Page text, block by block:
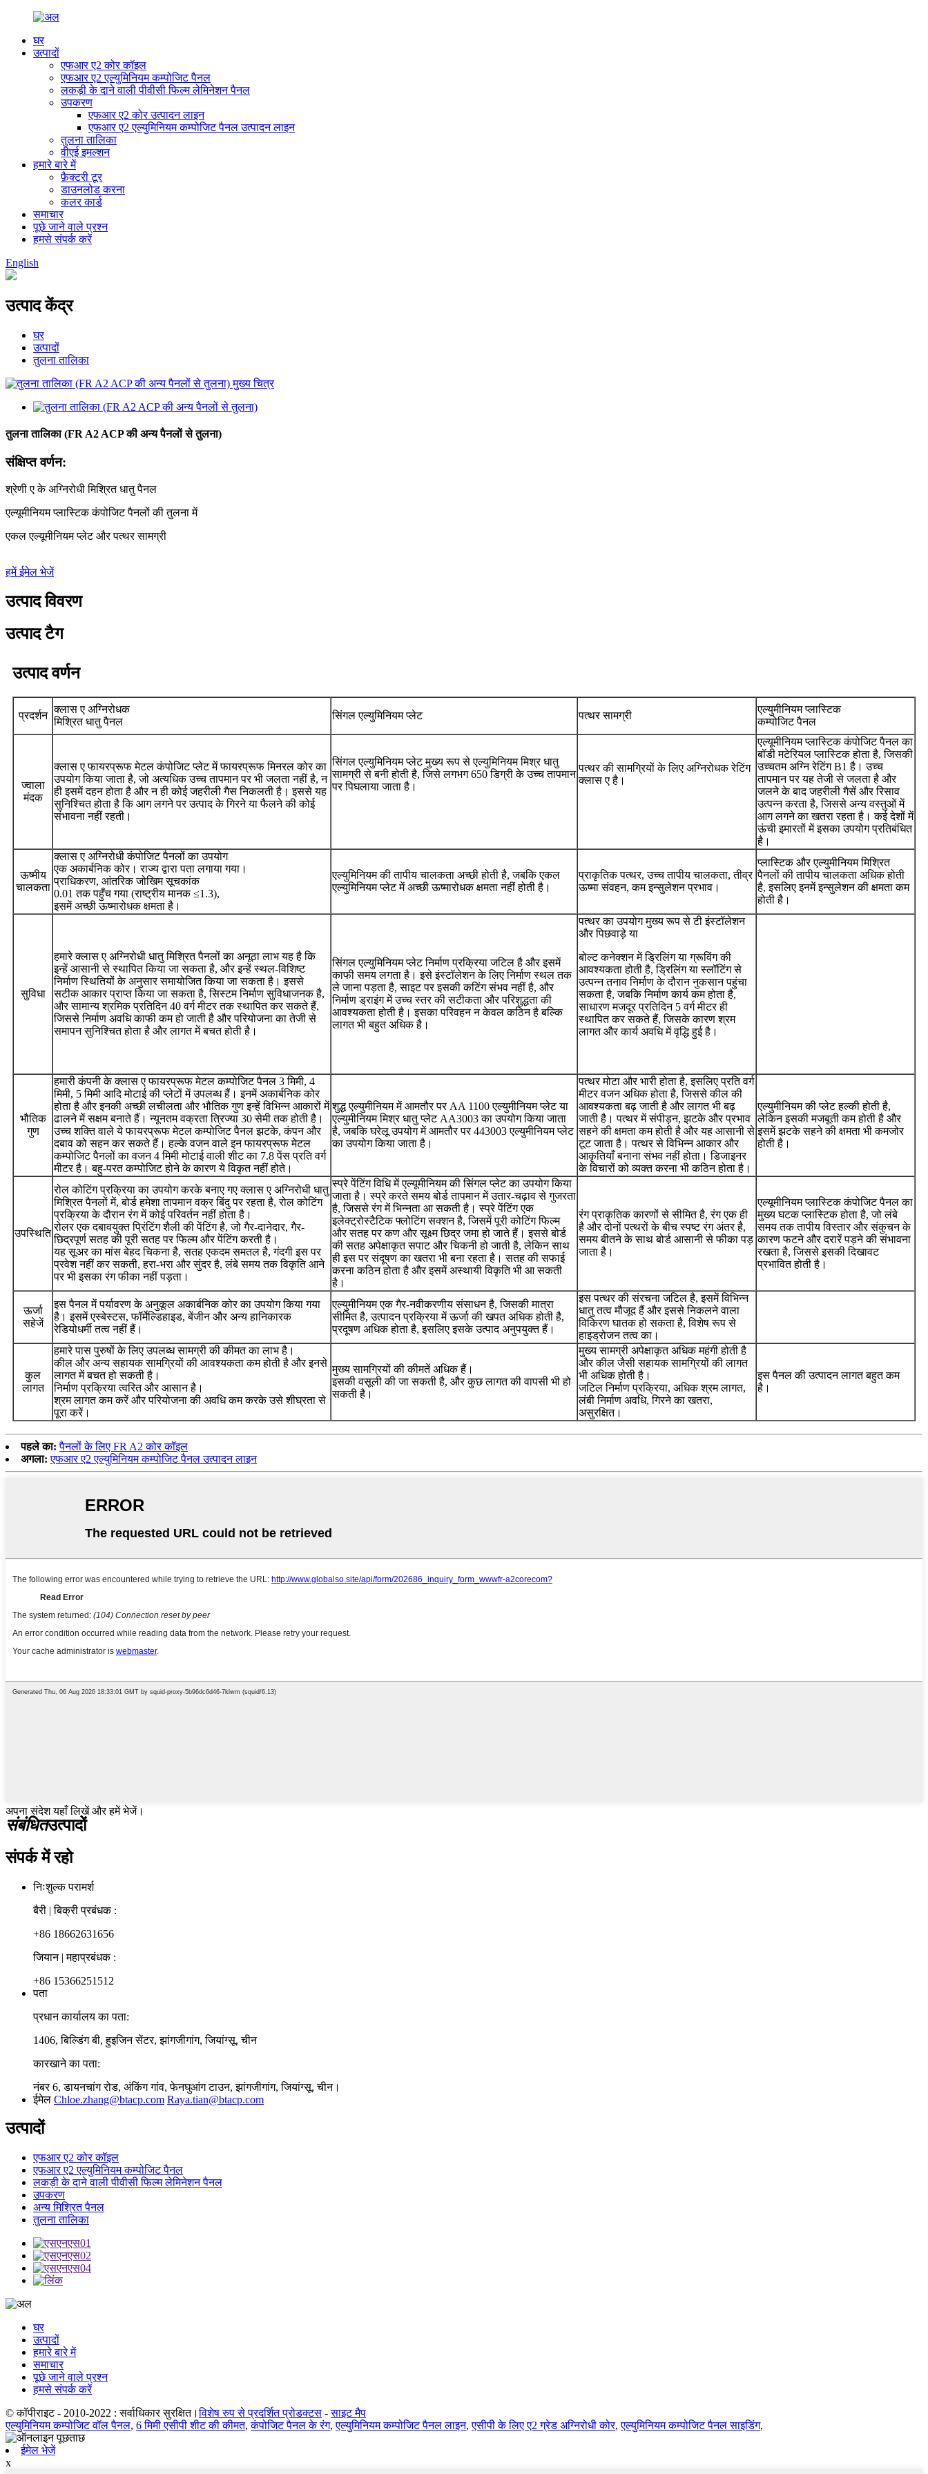
घर
उत्पादों
एफआर ए2 कोर कॉइल
एफआर ए2 एल्युमिनियम कम्पोजिट पैनल
लकड़ी के दाने वाली पीवीसी फिल्म लेमिनेशन पैनल
उपकरण
एफआर ए2 कोर उत्पादन लाइन
एफआर ए2 एल्युमिनियम कम्पोजिट पैनल उत्पादन लाइन
तुलना तालिका
वीएई इमल्शन
हमारे बारे में
फ़ैक्टरी टूर
डाउनलोड करना
कलर कार्ड
समाचार
पूछे जाने वाले प्रश्न
हमसे संपर्क करें
English
उत्पाद केंद्र
घर
उत्पादों
तुलना तालिका
तुलना तालिका (FR A2 ACP की अन्य पैनलों से तुलना)
संक्षिप्त वर्णन:
श्रेणी ए के अग्निरोधी मिश्रित धातु पैनल
एल्यूमीनियम प्लास्टिक कंपोजिट पैनलों की तुलना में
एकल एल्यूमीनियम प्लेट और पत्थर सामग्री
हमें ईमेल भेजें
उत्पाद विवरण
उत्पाद टैग
उत्पाद वर्णन
प्रदर्शन
क्लास ए अग्निरोधक
मिश्रित धातु पैनल
सिंगल एल्युमिनियम प्लेट पत्थर सामग्री
एल्युमीनियम प्लास्टिक
कम्पोजिट पैनल
ज्वाला
मंदक
क्लास ए फायरप्रूफ मेटल कंपोजिट प्लेट में फायरप्रूफ मिनरल कोर का
उपयोग किया जाता है, जो अत्यधिक उच्च तापमान पर भी जलता नहीं है, न
ही इसमें दहन होता है और न ही कोई जहरीली गैस निकलती है। इससे यह
सुनिश्चित होता है कि आग लगने पर उत्पाद के गिरने या फैलने की कोई
संभावना नहीं रहती।
सिंगल एल्युमिनियम प्लेट मुख्य रूप से एल्युमिनियम मिश्र धातु
सामग्री से बनी होती है, जिसे लगभग 650 डिग्री के उच्च तापमान
पर पिघलाया जाता है।
पत्थर की सामग्रियों के लिए अग्निरोधक रेटिंग
क्लास ए है।
एल्यूमीनियम प्लास्टिक कंपोजिट पैनल का
बॉडी मटेरियल प्लास्टिक होता है, जिसकी
उच्चतम अग्नि रेटिंग B1 है। उच्च
तापमान पर यह तेजी से जलता है और
जलने के बाद जहरीली गैसें और रिसाव
उत्पन्न करता है, जिससे अन्य वस्तुओं में
आग लगने का खतरा रहता है। कई देशों में
ऊंची इमारतों में इसका उपयोग प्रतिबंधित
है।
ऊष्मीय
चालकता
क्लास ए अग्निरोधी कंपोजिट पैनलों का उपयोग
एक अकार्बनिक कोर। राज्य द्वारा पता लगाया गया।
प्राधिकरण, आंतरिक जोखिम सूचकांक
0.01 तक पहुँच गया (राष्ट्रीय मानक ≤1.3),
इसमें अच्छी ऊष्मारोधक क्षमता है।
एल्युमिनियम की तापीय चालकता अच्छी होती है, जबकि एकल
एल्युमिनियम प्लेट में अच्छी ऊष्मारोधक क्षमता नहीं होती है।
प्राकृतिक पत्थर, उच्च तापीय चालकता, तीव्र
ऊष्मा संवहन, कम इन्सुलेशन प्रभाव।
प्लास्टिक और एल्युमीनियम मिश्रित
पैनलों की तापीय चालकता अधिक होती
है, इसलिए इनमें इन्सुलेशन की क्षमता कम
होती है।
सुविधा
हमारे क्लास ए अग्निरोधी धातु मिश्रित पैनलों का अनूठा लाभ यह है कि
इन्हें आसानी से स्थापित किया जा सकता है, और इन्हें स्थल-विशिष्ट
निर्माण स्थितियों के अनुसार समायोजित किया जा सकता है। इससे
सटीक आकार प्राप्त किया जा सकता है, सिस्टम निर्माण सुविधाजनक है,
और सामान्य श्रमिक प्रतिदिन 40 वर्ग मीटर तक स्थापित कर सकते हैं,
जिससे निर्माण अवधि काफी कम हो जाती है और परियोजना का तेजी से
समापन सुनिश्चित होता है और लागत में बचत होती है।
सिंगल एल्युमिनियम प्लेट निर्माण प्रक्रिया जटिल है और इसमें
काफी समय लगता है। इसे इंस्टॉलेशन के लिए निर्माण स्थल तक
ले जाना पड़ता है, साइट पर इसकी कटिंग संभव नहीं है, और
निर्माण ड्राइंग में उच्च स्तर की सटीकता और परिशुद्धता की
आवश्यकता होती है। इसका परिवहन न केवल कठिन है बल्कि
लागत भी बहुत अधिक है।
पत्थर का उपयोग मुख्य रूप से टी इंस्टॉलेशन
और पिछवाड़े या
बोल्ट कनेक्शन में ड्रिलिंग या ग्रूविंग की
आवश्यकता होती है, ड्रिलिंग या स्लॉटिंग से
उत्पन्न तनाव निर्माण के दौरान नुकसान पहुंचा
सकता है, जबकि निर्माण कार्य कम होता है,
साधारण मजदूर प्रतिदिन 5 वर्ग मीटर ही
स्थापित कर सकते हैं, जिसके कारण श्रम
लागत और कार्य अवधि में वृद्धि हुई है।
भौतिक
गुण
हमारी कंपनी के क्लास ए फायरप्रूफ मेटल कम्पोजिट पैनल 3 मिमी, 4
मिमी, 5 मिमी आदि मोटाई की प्लेटों में उपलब्ध हैं। इनमें अकार्बनिक कोर
होता है और इनकी अच्छी लचीलता और भौतिक गुण इन्हें विभिन्न आकारों में
ढालने में सक्षम बनाते हैं। न्यूनतम वक्रता त्रिज्या 30 सेमी तक होती है।
उच्च शक्ति वाले ये फायरप्रूफ मेटल कम्पोजिट पैनल झटके, कंपन और
दबाव को सहन कर सकते हैं। हल्के वजन वाले इन फायरप्रूफ मेटल
कम्पोजिट पैनलों का वजन 4 मिमी मोटाई वाली शीट का 7.8 पेंस प्रति वर्ग
मीटर है। बहु-परत कम्पोजिट होने के कारण ये विकृत नहीं होते।
शुद्ध एल्युमीनियम में आमतौर पर AA 1100 एल्युमीनियम प्लेट या
एल्युमीनियम मिश्र धातु प्लेट AA3003 का उपयोग किया जाता
है, जबकि घरेलू उपयोग में आमतौर पर 443003 एल्युमीनियम प्लेट
का उपयोग किया जाता है।
पत्थर मोटा और भारी होता है, इसलिए प्रति वर्ग
मीटर वजन अधिक होता है, जिससे कील की
आवश्यकता बढ़ जाती है और लागत भी बढ़
जाती है। पत्थर में संपीड़न, झटके और प्रभाव
सहने की क्षमता कम होती है और यह आसानी से
टूट जाता है। पत्थर से विभिन्न आकार और
आकृतियाँ बनाना संभव नहीं होता। डिजाइनर
के विचारों को व्यक्त करना भी कठिन होता है।
एल्युमीनियम की प्लेट हल्की होती है,
लेकिन इसकी मजबूती कम होती है और
इसमें झटके सहने की क्षमता भी कमजोर
होती है।
उपस्थिति
रोल कोटिंग प्रक्रिया का उपयोग करके बनाए गए क्लास ए अग्निरोधी धातु
मिश्रित पैनलों में, बोर्ड हमेशा तापमान वक्र बिंदु पर रहता है, रोल कोटिंग
प्रक्रिया के दौरान रंग में कोई परिवर्तन नहीं होता है।
रोलर एक दबावयुक्त प्रिंटिंग शैली की पेंटिंग है, जो गैर-दानेदार, गैर-
छिद्रपूर्ण सतह की पूरी सतह पर फिल्म और पेंटिंग करती है।
यह सूअर का मांस बेहद चिकना है, सतह एकदम समतल है, गंदगी इस पर
प्रवेश नहीं कर सकती, हरा-भरा और सुंदर है, लंबे समय तक विकृति आने
पर भी इसका रंग फीका नहीं पड़ता।
स्प्रे पेंटिंग विधि में एल्यूमीनियम की सिंगल प्लेट का उपयोग किया
जाता है। स्प्रे करते समय बोर्ड तापमान में उतार-चढ़ाव से गुजरता
है, जिससे रंग में भिन्नता आ सकती है। स्प्रे पेंटिंग एक
इलेक्ट्रोस्टैटिक फ्लोटिंग सक्शन है, जिसमें पूरी कोटिंग फिल्म
और सतह पर कण और सूक्ष्म छिद्र जमा हो जाते हैं। इससे बोर्ड
की सतह अपेक्षाकृत सपाट और चिकनी हो जाती है, लेकिन साथ
ही इस पर संदूषण का खतरा भी बना रहता है। सतह की सफाई
करना कठिन होता है और इसमें अस्थायी विकृति भी आ सकती
है।
रंग प्राकृतिक कारणों से सीमित है, रंग एक ही
है और दोनों पत्थरों के बीच स्पष्ट रंग अंतर है,
समय बीतने के साथ बोर्ड आसानी से फीका पड़
जाता है।
एल्यूमीनियम प्लास्टिक कंपोजिट पैनल का
मुख्य घटक प्लास्टिक होता है, जो लंबे
समय तक तापीय विस्तार और संकुचन के
कारण फटने और दरारें पड़ने की संभावना
रखता है, जिससे इसकी दिखावट
प्रभावित होती है।
ऊर्जा
सहेजें
इस पैनल में पर्यावरण के अनुकूल अकार्बनिक कोर का उपयोग किया गया
है। इसमें एस्बेस्टस, फॉर्मेल्डिहाइड, बेंजीन और अन्य हानिकारक
रेडियोधर्मी तत्व नहीं हैं।
एल्युमीनियम एक गैर-नवीकरणीय संसाधन है, जिसकी मात्रा
सीमित है, उत्पादन प्रक्रिया में ऊर्जा की खपत अधिक होती है,
प्रदूषण अधिक होता है, इसलिए इसके उत्पाद अनुपयुक्त हैं।
इस पत्थर की संरचना जटिल है, इसमें विभिन्न
धातु तत्व मौजूद हैं और इससे निकलने वाला
विकिरण घातक हो सकता है, विशेष रूप से
हाइड्रोजन तत्व का।
कुल
लागत
हमारे पास पुरुषों के लिए उपलब्ध सामग्री की कीमत का लाभ है।
कील और अन्य सहायक सामग्रियों की आवश्यकता कम होती है और इनसे
लागत में बचत हो सकती है।
निर्माण प्रक्रिया त्वरित और आसान है।
श्रम लागत कम करें और परियोजना की अवधि कम करके उसे शीघ्रता से
पूरा करें।
मुख्य सामग्रियों की कीमतें अधिक हैं।
इसकी वसूली की जा सकती है, और कुछ लागत की वापसी भी हो
सकती है।
मुख्य सामग्री अपेक्षाकृत अधिक महंगी होती है
और कील जैसी सहायक सामग्रियों की लागत
भी अधिक होती है।
जटिल निर्माण प्रक्रिया, अधिक श्रम लागत,
लंबी निर्माण अवधि, गिरने का खतरा,
असुरक्षित।
इस पैनल की उत्पादन लागत बहुत कम
है।
पहले का: पैनलों के लिए FR A2 कोर कॉइल
अगला: एफआर ए2 एल्युमिनियम कम्पोजिट पैनल उत्पादन लाइन
अपना संदेश यहाँ लिखें और हमें भेजें।
संबंधितउत्पादों
संपर्क में रहो
निःशुल्क परामर्श
बैरी | बिक्री प्रबंधक :
+86 18662631656
जियान | महाप्रबंधक :
+86 15366251512
पता
प्रधान कार्यालय का पता:
1406, बिल्डिंग बी, हुइजिन सेंटर, झांगजीगांग, जियांग्सू, चीन
कारखाने का पता:
नंबर 6, डायनचांग रोड, अंकिंग गांव, फेनघुआंग टाउन, झांगजीगांग, जियांग्सू, चीन।
ईमेल Chloe.zhang@btacp.com Raya.tian@btacp.com
उत्पादों
एफआर ए2 कोर कॉइल
एफआर ए2 एल्युमिनियम कम्पोजिट पैनल
लकड़ी के दाने वाली पीवीसी फिल्म लेमिनेशन पैनल
उपकरण
अन्य मिश्रित पैनल
तुलना तालिका
घर
उत्पादों
हमारे बारे में
समाचार
पूछे जाने वाले प्रश्न
हमसे संपर्क करें
© कॉपीराइट - 2010-2022 : सर्वाधिकार सुरक्षित।विशेष रुप से प्रदर्शित प्रोडक्टस -साइट मैप
एल्युमिनियम कम्पोजिट वॉल पैनल, 6 मिमी एसीपी शीट की कीमत,कंपोजिट पैनल के रंग,एल्युमिनियम कम्पोजिट पैनल लाइन,एसीपी के लिए ए2 ग्रेड अग्निरोधी कोर,एल्युमिनियम कम्पोजिट पैनल साइडिंग,
ईमेल भेजें
x